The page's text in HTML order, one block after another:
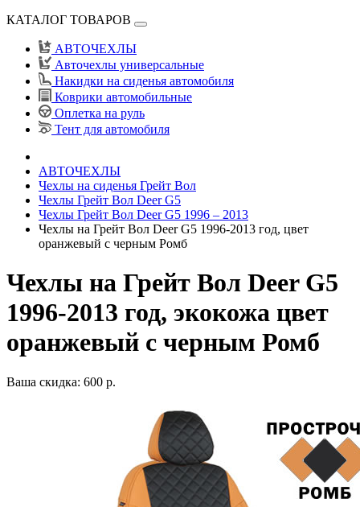
КАТАЛОГ ТОВАРОВ
АВТОЧЕХЛЫ
Авточехлы универсальные
Накидки на сиденья автомобиля
Коврики автомобильные
Оплетка на руль
Тент для автомобиля
АВТОЧЕХЛЫ
Чехлы на сиденья Грейт Вол
Чехлы Грейт Вол Deer G5
Чехлы Грейт Вол Deer G5 1996 – 2013
Чехлы на Грейт Вол Deer G5 1996-2013 год, цвет
оранжевый с черным Ромб
Чехлы на Грейт Вол Deer G5
1996-2013 год, экокожа цвет
оранжевый с черным Ромб
Ваша скидка: 600 р.